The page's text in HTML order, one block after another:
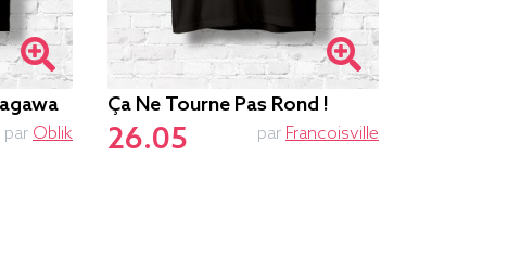
par Oblik
Ça Ne Tourne Pas Rond !
26.05 par Francoisville